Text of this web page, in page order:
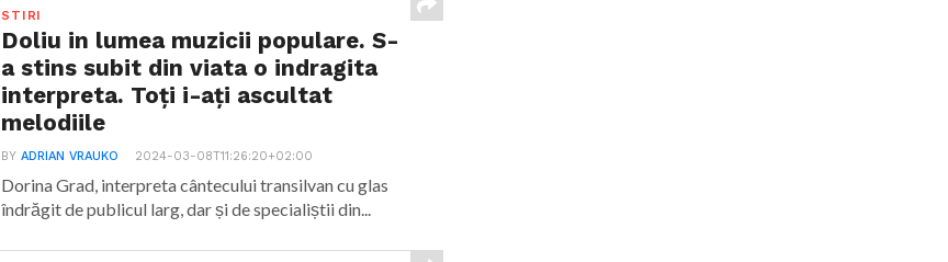
STIRI
Doliu in lumea muzicii populare. S-
a stins subit din viata o indragita
interpreta. Toți i-ați ascultat
melodiile
BYADRIAN VRAUKO 2024-03-08T11:26:20+02:00
Dorina Grad, interpreta cântecului transilvan cu glas
îndrăgit de publicul larg, dar și de specialiștii din...